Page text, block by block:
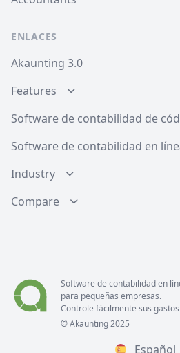
ENLACES
Akaunting 3.0
Features
Software de contabilidad de
Software de contabilidad en
Industry
Compare
Software de contabilidad en
para pequeñas empresas.
Controle fácilmente sus
© Akaunting 2025
Español